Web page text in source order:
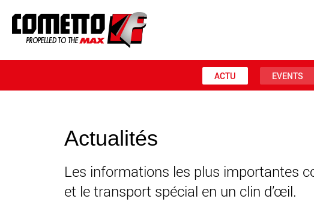
ACTU EVENTS
Actualités
Les informations les plus importantes
et le transport spécial en un clin d’œil.